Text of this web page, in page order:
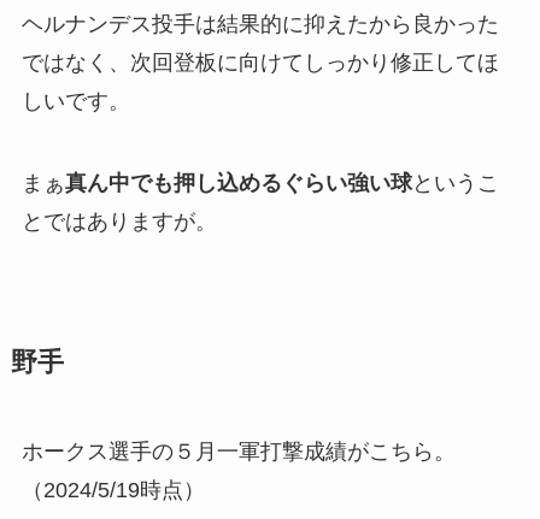
ヘルナンデス投手は結果的に抑えたから良かった
ではなく、次回登板に向けてしっかり修正してほ
しいです。
まぁ真ん中でも押し込めるぐらい強い球というこ
とではありますが。
野手
ホークス選手の５月一軍打撃成績がこちら。
（2024/5/19時点）